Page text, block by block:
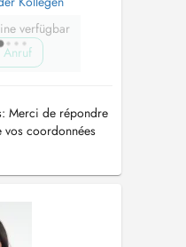
verfügbar
Anruf
Merci de répondre
vos coordonnées
le RDV, sinon
LA
le site